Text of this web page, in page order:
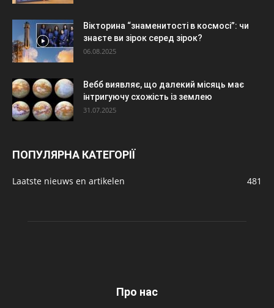
Вікторина “знаменитості в космосі”: чи
знаєте ви зірок серед зірок?
06.08.2025
Вебб виявляє, що далекий місяць має
інтригуючу схожість із землею
31.07.2025
ПОПУЛЯРНА КАТЕГОРІЇ
Laatste nieuws en artikelen 481
Про нас